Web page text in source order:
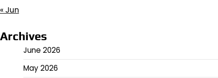
« Jun
Archives
June 2026
May 2026